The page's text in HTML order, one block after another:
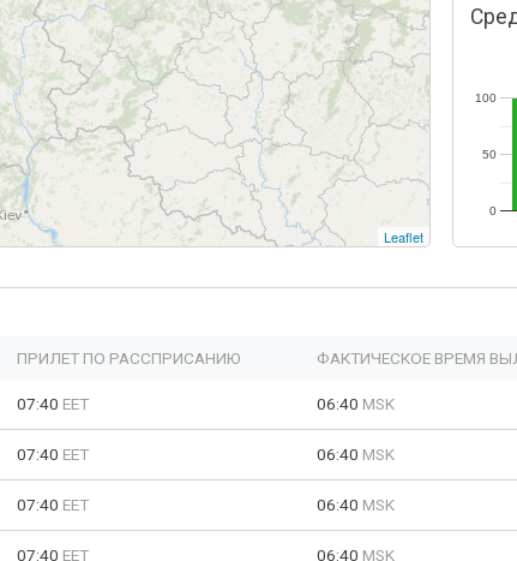
Leaflet
0
50
100
ПРИЛЕТ ПО РАССПРИСАНИЮ ФАКТИЧЕСКОЕ ВРЕМЯ
07:40 EET 06:40 MSK
07:40 EET 06:40 MSK
07:40 EET 06:40 MSK
07:40 EET 06:40 MSK